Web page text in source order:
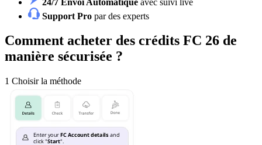
Support Pro par des experts
Comment acheter des crédits FC 26 de
manière sécurisée ?
1 Choisir la méthode